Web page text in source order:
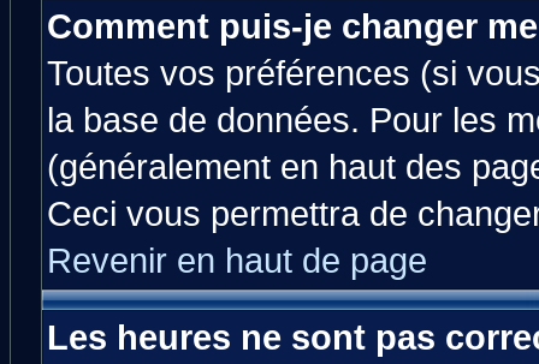
Comment puis-je changer
Toutes vos préférences (si
la base de données. Pour les
(généralement en haut des
Ceci vous permettra de
Revenir en haut de page
Les heures ne sont pas